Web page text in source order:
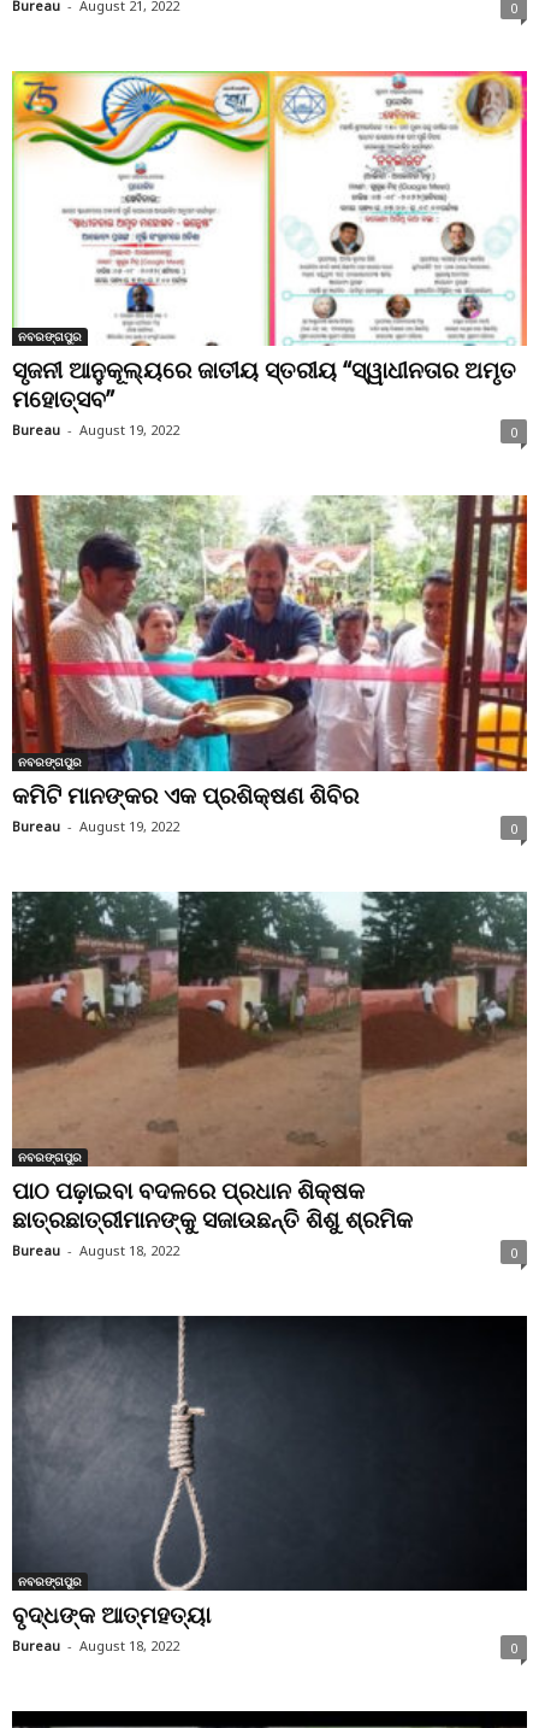
Bureau - August 21, 2022 0
ନବରଙ୍ଗପୁର
ସୃଜନୀ ଆନୁକୂଲ୍ୟରେ ଜାତୀୟ ସ୍ତରୀୟ “ସ୍ୱାଧୀନତାର ଅମୃତ
ମହୋତ୍ସବ”
Bureau - August 19, 2022 0
ନବରଙ୍ଗପୁର
କମିଟି ମାନଙ୍କର ଏକ ପ୍ରଶିକ୍ଷଣ ଶିବିର
Bureau - August 19, 2022 0
ନବରଙ୍ଗପୁର
ପାଠ ପଢ଼ାଇବା ବଦଳରେ ପ୍ରଧାନ ଶିକ୍ଷକ
ଛାତ୍ରଛାତ୍ରୀମାନଙ୍କୁ ସଜାଉଛନ୍ତି ଶିଶୁ ଶ୍ରମିକ
Bureau - August 18, 2022 0
ନବରଙ୍ଗପୁର
ବୃଦ୍ଧଙ୍କ ଆତ୍ମହତ୍ୟା
Bureau - August 18, 2022 0